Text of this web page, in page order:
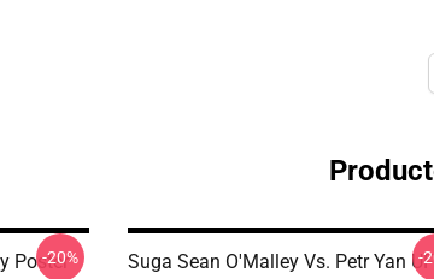
Poster
-20%
Suga Sean O'Malley Vs. Petr Yan
-